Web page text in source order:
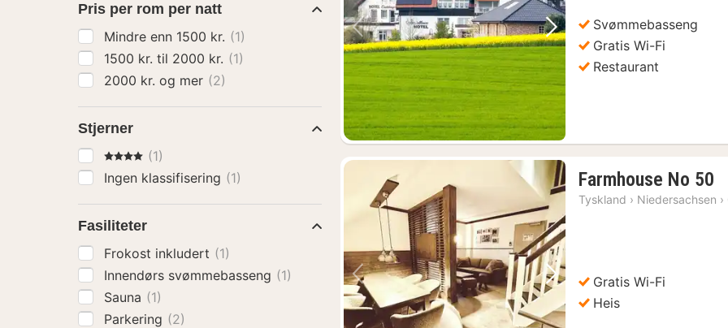
Forrige bilde Neste bilde
Svømmebasseng
Gratis Wi-Fi
Restaurant
Forrige bilde Neste bilde
Farmhouse No 50
Tyskland › Niedersachsen ›
Gratis Wi-Fi
Heis
Pris per rom per natt
Mindre enn 1500 kr. (1)
1500 kr. til 2000 kr. (1)
2000 kr. og mer (2)
Stjerner
4 Stjerner
(1)
Ingen klassifisering (1)
Fasiliteter
Frokost inkludert (1)
Innendørs svømmebasseng (1)
Sauna (1)
Parkering (2)